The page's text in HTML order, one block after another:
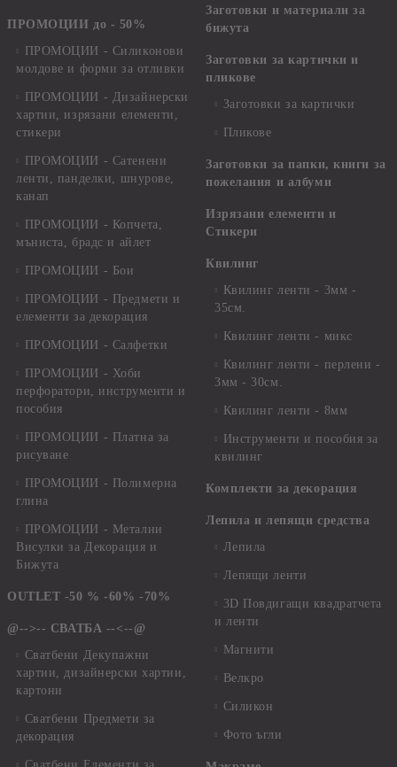
ПРОМОЦИИ до - 50%
ПРОМОЦИИ - Силиконови
молдове и форми за отливки
ПРОМОЦИИ - Дизайнерски
хартии, изрязани елементи,
стикери
ПРОМОЦИИ - Сатенени
ленти, панделки, шнурове,
канап
ПРОМОЦИИ - Копчета,
мъниста, брадс и айлет
ПРОМОЦИИ - Бои
ПРОМОЦИИ - Предмети и
елементи за декорация
ПРОМОЦИИ - Салфетки
ПРОМОЦИИ - Хоби
перфоратори, инструменти и
пособия
ПРОМОЦИИ - Платна за
рисуване
ПРОМОЦИИ - Полимерна
глина
ПРОМОЦИИ - Метални
Висулки за Декорация и
Бижута
OUTLET -50 % -60% -70%
@-->-- СВАТБА --<--@
Сватбени Декупажни
хартии, дизайнерски хартии,
картони
Сватбени Предмети за
декорация
Заготовки и материали за
бижута
Заготовки за картички и
пликове
Заготовки за картички
Пликове
Заготовки за папки, книги за
пожелания и албуми
Изрязани елементи и
Стикери
Квилинг
Квилинг ленти - 3мм -
35см.
Квилинг ленти - микс
Квилинг ленти - перлени -
3мм - 30см.
Квилинг ленти - 8мм
Инструменти и пособия за
квилинг
Комплекти за декорация
Лепила и лепящи средства
Лепила
Лепящи ленти
3D Повдигащи квадратчета
и ленти
Магнити
Велкро
Силикон
Фото ъгли